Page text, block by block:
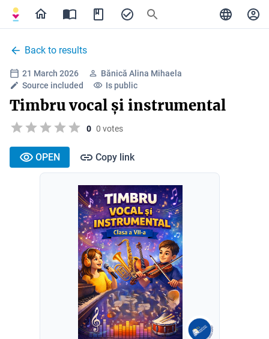
Back to results
21 March 2026
Bănică Alina Mihaela
Source included
Is public
Timbru vocal și instrumental
0 0 votes
OPEN Copy link